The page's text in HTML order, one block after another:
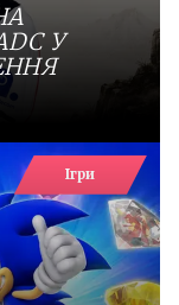
У
Ігри